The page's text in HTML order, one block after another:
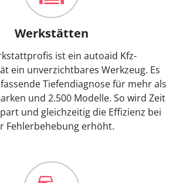
Werkstätten
ist ein autoaid Kfz-
ein unverzichtbares Werkzeug. Es
Tiefendiagnose für mehr als
und 2.500 Modelle. So wird Zeit
und gleichzeitig die Effizienz bei
Fehlerbehebung erhöht.